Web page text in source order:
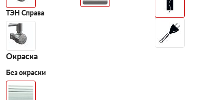
ТЭН Справа
Окраска
Без окраски